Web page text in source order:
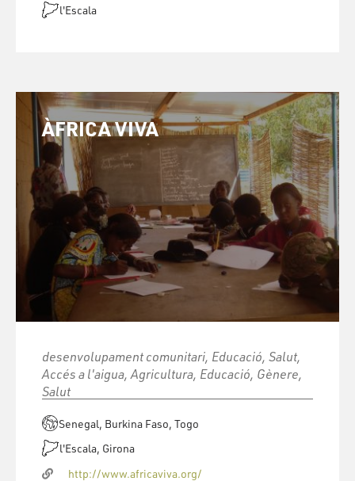
l'Escala
ÀFRICA VIVA
desenvolupament comunitari, Educació, Salut,
Accés a l'aigua, Agricultura, Educació, Gènere,
Salut
Senegal, Burkina Faso, Togo
l'Escala, Girona
http://www.africaviva.org/